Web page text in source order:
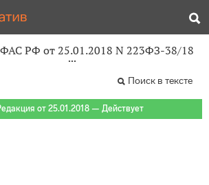
РФ от 25.01.2018 N 223ФЗ-38/18
Поиск в тексте
от 25.01.2018 — Действует